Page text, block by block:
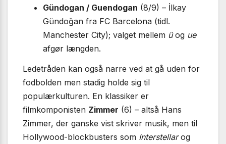
Gündogan / Guendogan (8/9) – İlkay
Gündoğan fra FC Barcelona (tidl.
Manchester City); valget mellem üog ue
afgør længden.
Ledetråden kan også narre ved at gå uden for
fodbolden men stadig holde sig til
populærkulturen. En klassiker er
filmkomponisten Zimmer (6) – altså Hans
Zimmer, der ganske vist skriver musik, men til
Hollywood-blockbusters som Interstellarog